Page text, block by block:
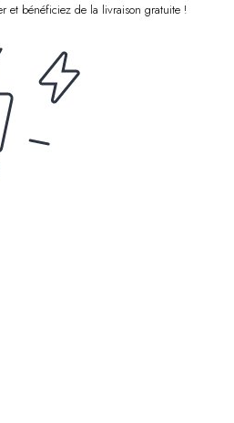
et bénéficiez de la livraison gratuite !